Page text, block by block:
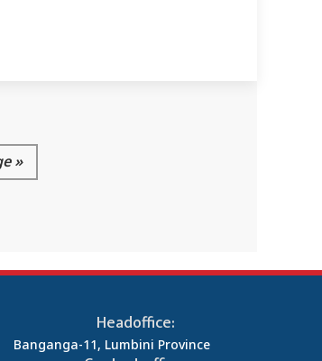
»
Headoffice:
Banganga-11, Lumbini Province